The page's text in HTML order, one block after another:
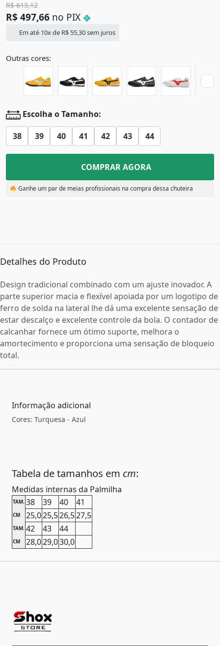
R$613,12
R$ 497,66 no PIX
Em até 10x de R$ 55,30sem juros
Outras cores:
Escolha o Tamanho:
38 39 40 41 42 43 44
COMPRAR AGORA
Ganhe um par de meias profissionais na compra dessa chuteira
Detalhes do Produto
Design tradicional combinado com um ajuste inovador. A
parte superior macia e flexível apoiada por um logotipo de
ferro de solda na lateral lhe dá uma excelente sensação de
estar descalço e excelente controle da bola. O contador de
calcanhar fornece um ótimo suporte, melhora o
amortecimento e proporciona uma sensação de bloqueio
total.
Informação adicional
Cores: Turquesa - Azul
Tabela de tamanhos em cm:
Medidas internas da Palmilha
TAM. 38 39 40 41
CM 25,025,526,527,5
TAM. 42 43 44
CM 28,029,030,0